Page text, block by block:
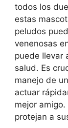
todos los
estas
peludos
venenosas
puede llevar
salud. Es
manejo de
actuar
mejor
protejan a